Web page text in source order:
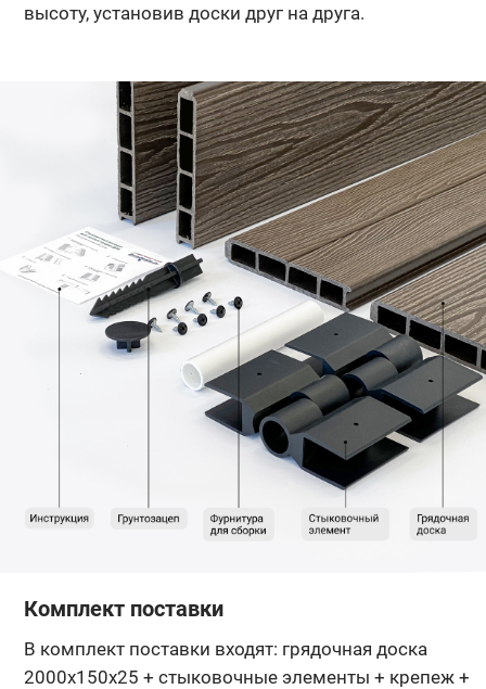
высоту, установив доски друг на друга.
Комплект поставки
В комплект поставки входят: грядочная доска
2000х150х25 + стыковочные элементы + крепеж +